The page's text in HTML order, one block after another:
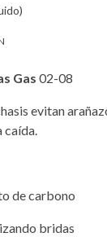
Gas 02-08
evitan
caída.
de carbono
bridas